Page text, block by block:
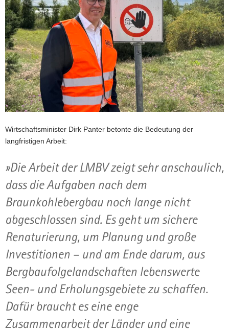
Wirtschaftsminister Dirk Panter betonte die Bedeutung der
langfristigen Arbeit:
»Die Arbeit der LMBV zeigt sehr anschaulich,
dass die Aufgaben nach dem
Braunkohlebergbau noch lange nicht
abgeschlossen sind. Es geht um sichere
Renaturierung, um Planung und große
Investitionen – und am Ende darum, aus
Bergbaufolgelandschaften lebenswerte
Seen- und Erholungsgebiete zu schaffen.
Dafür braucht es eine enge
Zusammenarbeit der Länder und eine